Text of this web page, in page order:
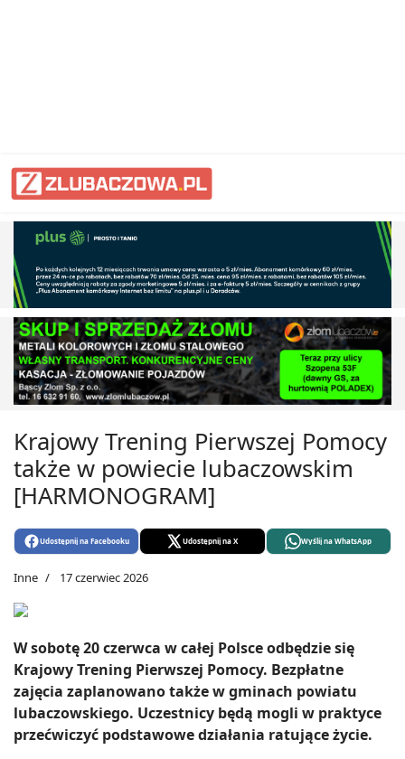
Krajowy Trening Pierwszej Pomocy
także w powiecie lubaczowskim
[HARMONOGRAM]
Udostępnij na Facebooku Udostępnij na X Wyślij na WhatsApp
Inne 17 czerwiec 2026
W sobotę 20 czerwca w całej Polsce odbędzie się
Krajowy Trening Pierwszej Pomocy. Bezpłatne
zajęcia zaplanowano także w gminach powiatu
lubaczowskiego. Uczestnicy będą mogli w praktyce
przećwiczyć podstawowe działania ratujące życie.